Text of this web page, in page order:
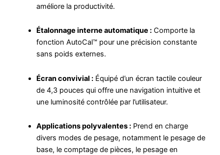
améliore la productivité.
Étalonnage interne automatique : Comporte la
fonction AutoCal™ pour une précision constante
sans poids externes.
Écran convivial : Équipé d’un écran tactile couleur
de 4,3 pouces qui offre une navigation intuitive et
une luminosité contrôlée par l’utilisateur.
Applications polyvalentes : Prend en charge
divers modes de pesage, notamment le pesage de
base, le comptage de pièces, le pesage en